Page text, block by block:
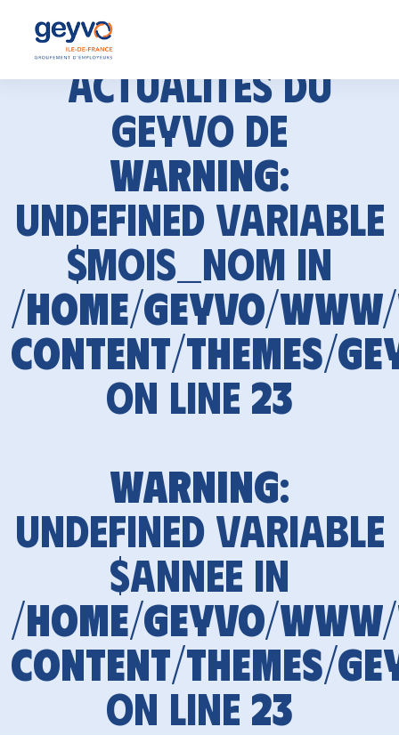
Actualités du
GEYVO de
Warning:
Undefined variable
$mois_nom in
/home/geyvo/
content/themes/
on line 23
Warning:
Undefined variable
$annee in
/home/geyvo/
content/themes/
on line 23